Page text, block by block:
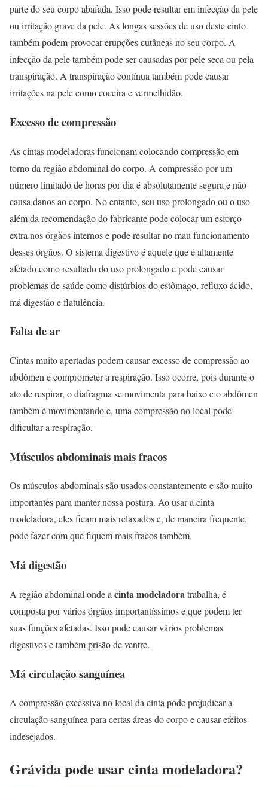
parte do seu corpo abafada. Isso pode resultar em infecção da pele
ou irritação grave da pele. As longas sessões de uso deste cinto
também podem provocar erupções cutâneas no seu corpo. A
infecção da pele também pode ser causadas por pele seca ou pela
transpiração. A transpiração contínua também pode causar
irritações na pele como coceira e vermelhidão.
Excesso de compressão
As cintas modeladoras funcionam colocando compressão em
torno da região abdominal do corpo. A compressão por um
número limitado de horas por dia é absolutamente segura e não
causa danos ao corpo. No entanto, seu uso prolongado ou o uso
além da recomendação do fabricante pode colocar um esforço
extra nos órgãos internos e pode resultar no mau funcionamento
desses órgãos. O sistema digestivo é aquele que é altamente
afetado como resultado do uso prolongado e pode causar
problemas de saúde como distúrbios do estômago, refluxo ácido,
má digestão e flatulência.
Falta de ar
Cintas muito apertadas podem causar excesso de compressão ao
abdômen e comprometer a respiração. Isso ocorre, pois durante o
ato de respirar, o diafragma se movimenta para baixo e o abdômen
também é movimentando e, uma compressão no local pode
dificultar a respiração.
Músculos abdominais mais fracos
Os músculos abdominais são usados constantemente e são muito
importantes para manter nossa postura. Ao usar a cinta
modeladora, eles ficam mais relaxados e, de maneira frequente,
pode fazer com que fiquem mais fracos também.
Má digestão
A região abdominal onde a cinta modeladoratrabalha, é
composta por vários órgãos importantíssimos e que podem ter
suas funções afetadas. Isso pode causar vários problemas
digestivos e também prisão de ventre.
Má circulação sanguínea
A compressão excessiva no local da cinta pode prejudicar a
circulação sanguínea para certas áreas do corpo e causar efeitos
indesejados.
Grávida pode usar cinta modeladora?